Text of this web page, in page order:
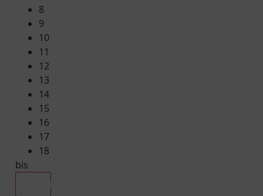
8
9
10
11
12
13
14
15
16
17
18
bis